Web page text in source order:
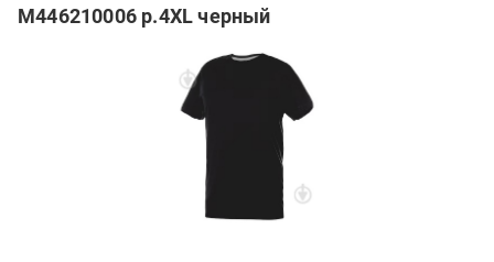
M446210006 р.4XL черный